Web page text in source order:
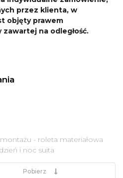
przez klienta, w
objęty prawem
na odległość.
- roleta materiałowa
i noc suita
Pobierz